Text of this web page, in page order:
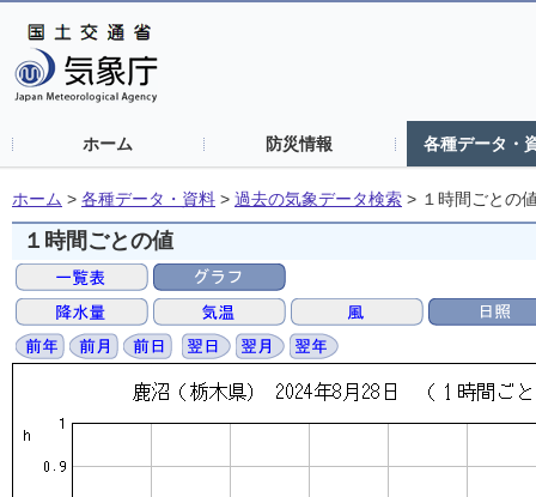
ホーム 防災情報 各種データ・
ホーム > 各種データ・資料 > 過去の気象データ検索 > １時間ごとの
１時間ごとの値